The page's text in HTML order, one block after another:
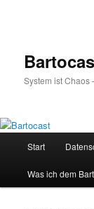
System ist Chaos
Start
Was ich dem